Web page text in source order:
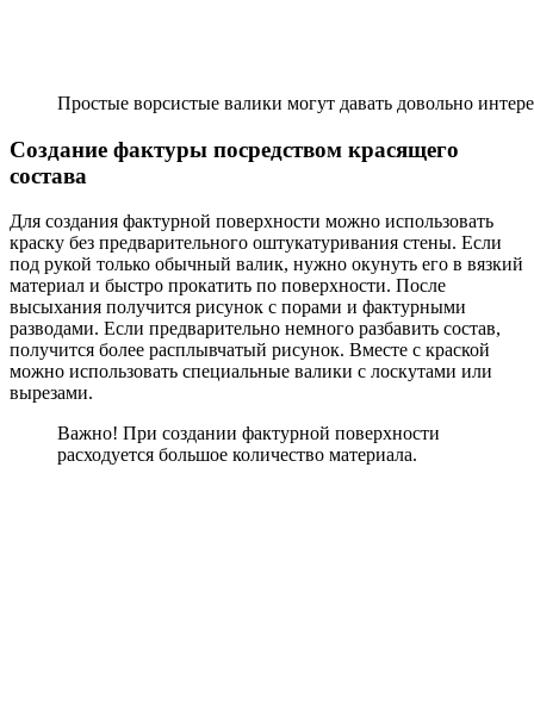
Простые ворсистые валики могут давать довольно
Создание фактуры посредством красящего
состава
Для создания фактурной поверхности можно использовать
краску без предварительного оштукатуривания стены. Если
под рукой только обычный валик, нужно окунуть его в вязкий
материал и быстро прокатить по поверхности. После
высыхания получится рисунок с порами и фактурными
разводами. Если предварительно немного разбавить состав,
получится более расплывчатый рисунок. Вместе с краской
можно использовать специальные валики с лоскутами или
вырезами.
Важно! При создании фактурной поверхности
расходуется большое количество материала.